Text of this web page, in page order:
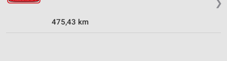
❯
475,43 km